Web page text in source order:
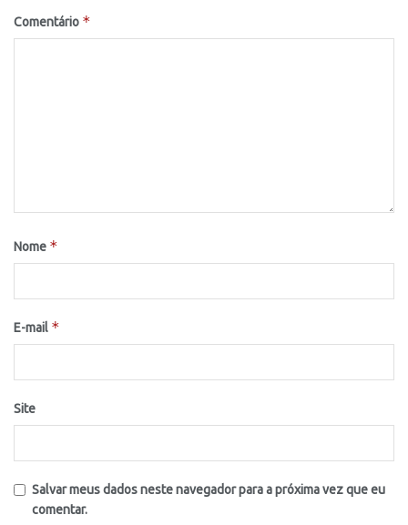
Comentário *
Nome *
E-mail *
Site
Salvar meus dados neste navegador para a próxima vez que eu
comentar.